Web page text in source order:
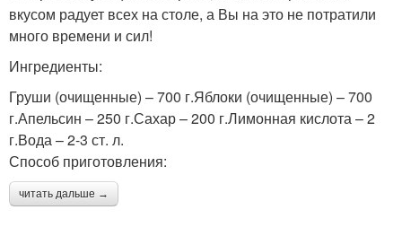
вкусом радует всех на столе, а Вы на это не потратили
много времени и сил!
Ингредиенты:
Груши (очищенные) – 700 г.Яблоки (очищенные) – 700
г.Апельсин – 250 г.Сахар – 200 г.Лимонная кислота – 2
г.Вода – 2-3 ст. л.
Способ приготовления:
читать дальше →